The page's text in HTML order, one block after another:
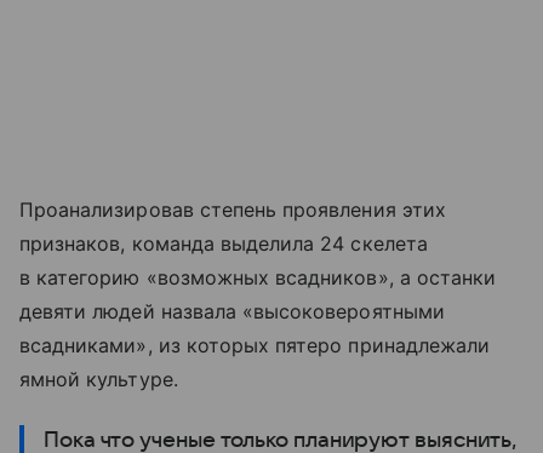
Проанализировав степень проявления этих
признаков, команда выделила 24 скелета
в категорию «возможных всадников», а останки
девяти людей назвала «высоковероятными
всадниками», из которых пятеро принадлежали
ямной культуре.
Пока что ученые только планируют выяснить,